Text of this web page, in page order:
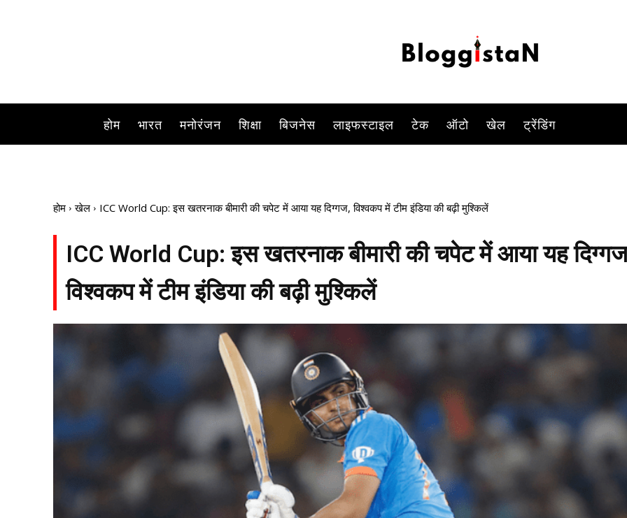
होम भारत मनोरंजन शिक्षा बिजनेस लाइफस्टाइल टेक ऑटो खेल ट्रेंडिंग
होम खेल ICC World Cup: इस खतरनाक बीमारी की चपेट में आया यह दिग्गज, विश्वकप में टीम इंडिया की बढ़ी मुश्किलें
ICC World Cup: इस खतरनाक बीमारी की चपेट में आया यह
विश्वकप में टीम इंडिया की बढ़ी मुश्किलें